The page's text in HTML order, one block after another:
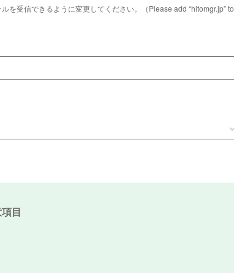
を受信できるように変更してください。（Please add “hitomgr.jp” to
目